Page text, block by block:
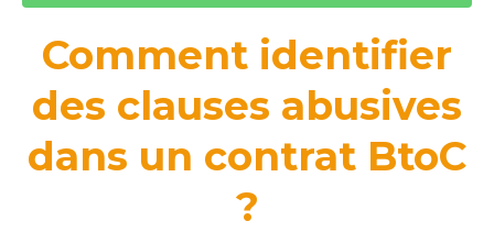
Comment identifier
des clauses abusives
dans un contrat BtoC
?